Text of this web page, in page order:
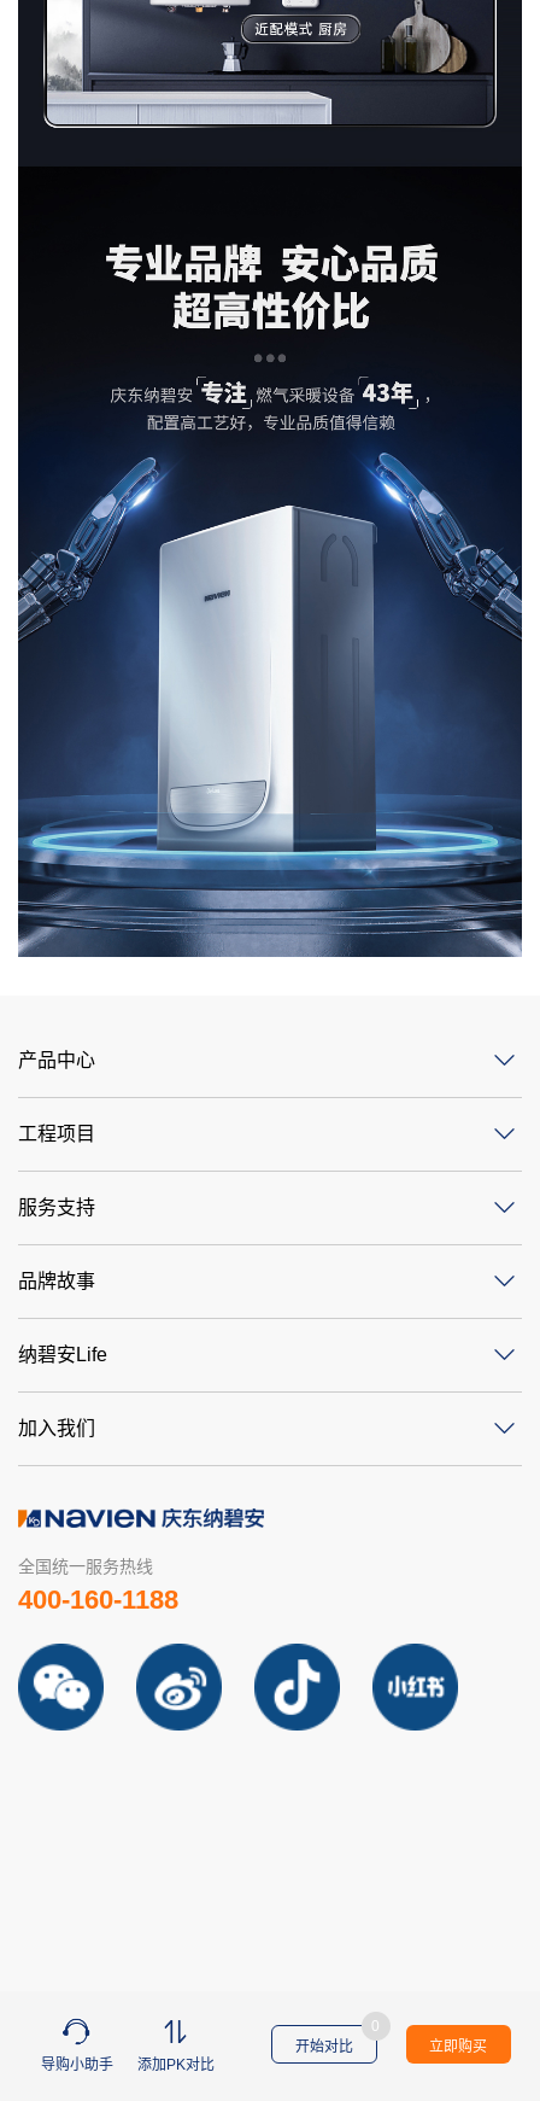
导购小助手 添加PK对比
开始对比
0
立即购买
产品中心
工程项目
服务支持
品牌故事
纳碧安Life
加入我们
全国统一服务热线
400-160-1188